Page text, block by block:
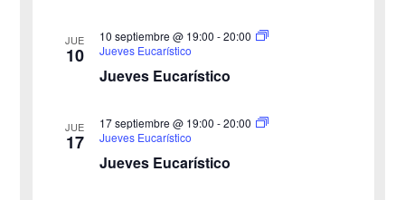
q
JUE
10
Jueves Eucarístico
10 septiembre @ 19:00 -20:00
Jueves Eucarístico
JUE
17
Jueves Eucarístico
17 septiembre @ 19:00 -20:00
Jueves Eucarístico